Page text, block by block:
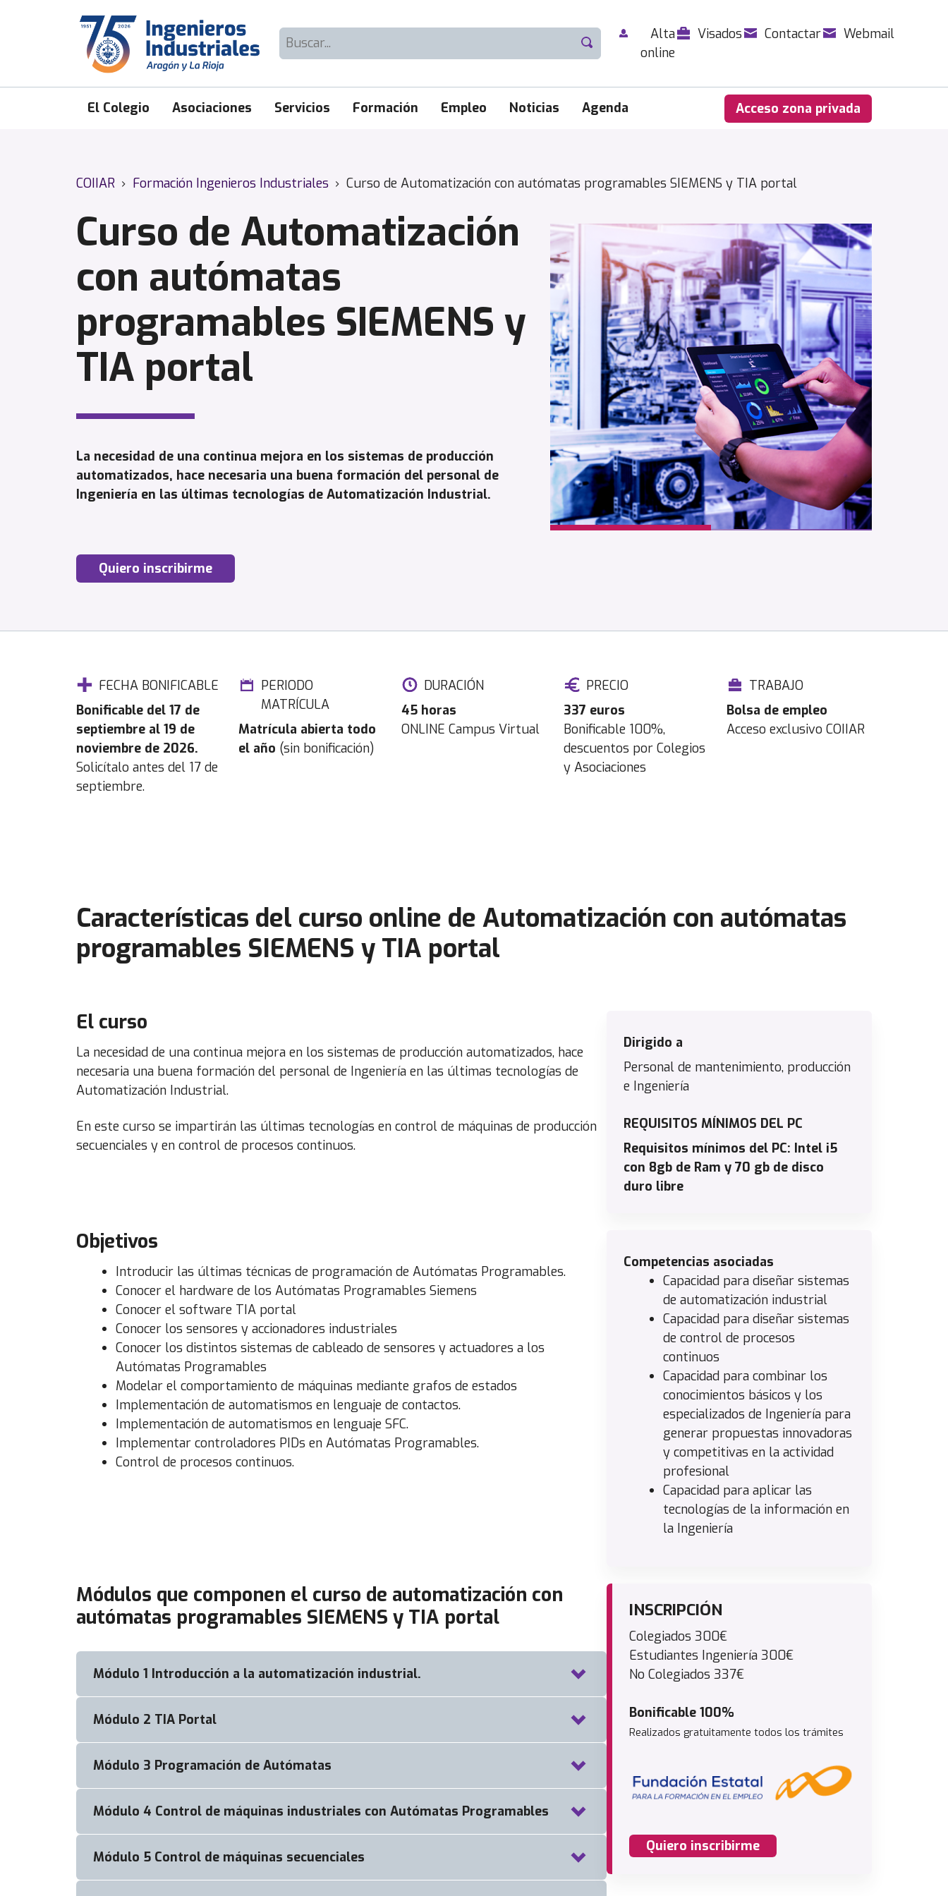
Buscar:
Alta
online
Visados Contactar Webmail
El Colegio Asociaciones Servicios Formación Empleo Noticias Agenda Acceso zona privada
COIIAR › Formación Ingenieros Industriales › Curso de Automatización con autómatas programables SIEMENS y TIA portal
Curso de Automatización
con autómatas
programables SIEMENS y
TIA portal
La necesidad de una continua mejora en los sistemas de producción
automatizados, hace necesaria una buena formación del personal de
Ingeniería en las últimas tecnologías de Automatización Industrial.
Quiero inscribirme
FECHA BONIFICABLE
Bonificable del 17 de
septiembre al 19 de
noviembre de 2026.
Solicítalo antes del 17 de
septiembre.
PERIODO
MATRÍCULA
Matrícula abierta todo
el año (sin bonificación)
DURACIÓN
45 horas
ONLINE Campus Virtual
PRECIO
337 euros
Bonificable 100%,
descuentos por Colegios
y Asociaciones
TRABAJO
Bolsa de empleo
Acceso exclusivo COIIAR
Características del curso online de Automatización con autómatas
programables SIEMENS y TIA portal
El curso
La necesidad de una continua mejora en los sistemas de producción automatizados, hace
necesaria una buena formación del personal de Ingeniería en las últimas tecnologías de
Automatización Industrial.
En este curso se impartirán las últimas tecnologías en control de máquinas de producción
secuenciales y en control de procesos continuos.
Dirigido a
Personal de mantenimiento, producción
e Ingeniería
REQUISITOS MÍNIMOS DEL PC
Requisitos mínimos del PC: Intel i5
con 8gb de Ram y 70 gb de disco
duro libre
Objetivos
Introducir las últimas técnicas de programación de Autómatas Programables.
Conocer el hardware de los Autómatas Programables Siemens
Conocer el software TIA portal
Conocer los sensores y accionadores industriales
Conocer los distintos sistemas de cableado de sensores y actuadores a los
Autómatas Programables
Modelar el comportamiento de máquinas mediante grafos de estados
Implementación de automatismos en lenguaje de contactos.
Implementación de automatismos en lenguaje SFC.
Implementar controladores PIDs en Autómatas Programables.
Control de procesos continuos.
Competencias asociadas
Capacidad para diseñar sistemas
de automatización industrial
Capacidad para diseñar sistemas
de control de procesos
continuos
Capacidad para combinar los
conocimientos básicos y los
especializados de Ingeniería para
generar propuestas innovadoras
y competitivas en la actividad
profesional
Capacidad para aplicar las
tecnologías de la información en
la Ingeniería
Módulos que componen el curso de automatización con
autómatas programables SIEMENS y TIA portal
Módulo 1 Introducción a la automatización industrial.
Presentación
Introducción a los sistemas de Automatización Industrial
Autómatas Programables. Módulos de entradas y salidas digitales
Módulo 2 TIA Portal
Instalación de TIA portal
Introducción a TIA portal.
Práctica 1. Creación de un proyecto en TIA portal.
Módulo 3 Programación de Autómatas
Norma IEC 61131
Lenguajes de programación AWL, KOP Y FUP.
Práctica 2. Introducción al lenguaje de contactos. Programación de funciones
Módulo 4 Control de máquinas industriales con Autómatas Programables
Sensores de proximidad inductivos y capacitivos
Sensores fotoeléctricos y ultrasónicos.
Módulo 5 Control de máquinas secuenciales
INSCRIPCIÓN
Colegiados 300€
Estudiantes Ingeniería 300€
No Colegiados 337€
Bonificable 100%
Realizados gratuitamente todos los trámites
Quiero inscribirme